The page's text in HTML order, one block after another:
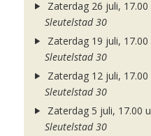
Zaterdag 26 juli, 17.00
Sleutelstad 30
Zaterdag 19 juli, 17.00
Sleutelstad 30
Zaterdag 12 juli, 17.00
Sleutelstad 30
Zaterdag 5 juli, 17.00
Sleutelstad 30